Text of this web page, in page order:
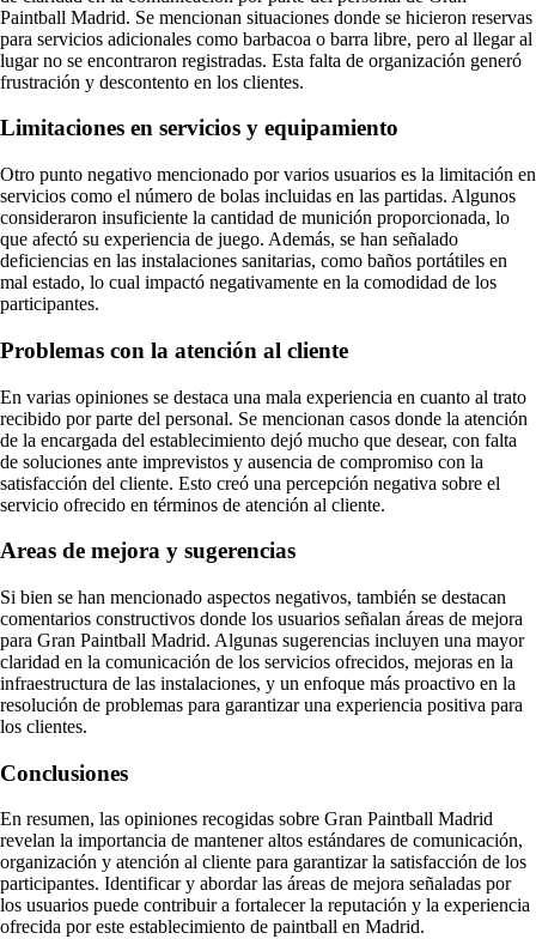
Paintball Madrid. Se mencionan situaciones donde se hicieron reservas
para servicios adicionales como barbacoa o barra libre, pero al llegar al
lugar no se encontraron registradas. Esta falta de organización generó
frustración y descontento en los clientes.
Limitaciones en servicios y equipamiento
Otro punto negativo mencionado por varios usuarios es la limitación en
servicios como el número de bolas incluidas en las partidas. Algunos
consideraron insuficiente la cantidad de munición proporcionada, lo
que afectó su experiencia de juego. Además, se han señalado
deficiencias en las instalaciones sanitarias, como baños portátiles en
mal estado, lo cual impactó negativamente en la comodidad de los
participantes.
Problemas con la atención al cliente
En varias opiniones se destaca una mala experiencia en cuanto al trato
recibido por parte del personal. Se mencionan casos donde la atención
de la encargada del establecimiento dejó mucho que desear, con falta
de soluciones ante imprevistos y ausencia de compromiso con la
satisfacción del cliente. Esto creó una percepción negativa sobre el
servicio ofrecido en términos de atención al cliente.
Areas de mejora y sugerencias
Si bien se han mencionado aspectos negativos, también se destacan
comentarios constructivos donde los usuarios señalan áreas de mejora
para Gran Paintball Madrid. Algunas sugerencias incluyen una mayor
claridad en la comunicación de los servicios ofrecidos, mejoras en la
infraestructura de las instalaciones, y un enfoque más proactivo en la
resolución de problemas para garantizar una experiencia positiva para
los clientes.
Conclusiones
En resumen, las opiniones recogidas sobre Gran Paintball Madrid
revelan la importancia de mantener altos estándares de comunicación,
organización y atención al cliente para garantizar la satisfacción de los
participantes. Identificar y abordar las áreas de mejora señaladas por
los usuarios puede contribuir a fortalecer la reputación y la experiencia
ofrecida por este establecimiento de paintball en Madrid.